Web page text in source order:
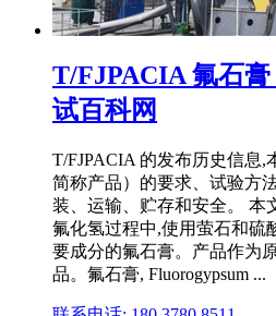
T/FJPACIA 氟石
试百科网
T/FJPACIA 的发布历史信息
简称产品）的要求、试验方
装、运输、贮存和安全。 本
氟化氢过程中,使用萤石和硫
要成分的氟石膏。产品作为
品。氟石膏, Fluorogypsum ...